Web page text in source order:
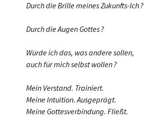
Durch die Brille meines Zukunfts-Ich ?
Durch die Augen Gottes ?
Würde ich das, was andere sollen,
auch für mich selbst wollen ?
Mein Verstand. Trainiert.
Meine Intuition. Ausgeprägt.
Meine Gottesverbindung. Fließt.